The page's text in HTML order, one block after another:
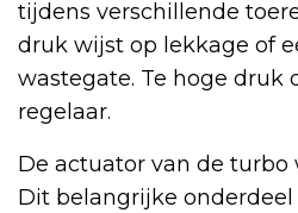
tijdens verschillende
druk wijst op lekkage of
wastegate. Te hoge druk
regelaar.
De actuator van de turbo
Dit belangrijke